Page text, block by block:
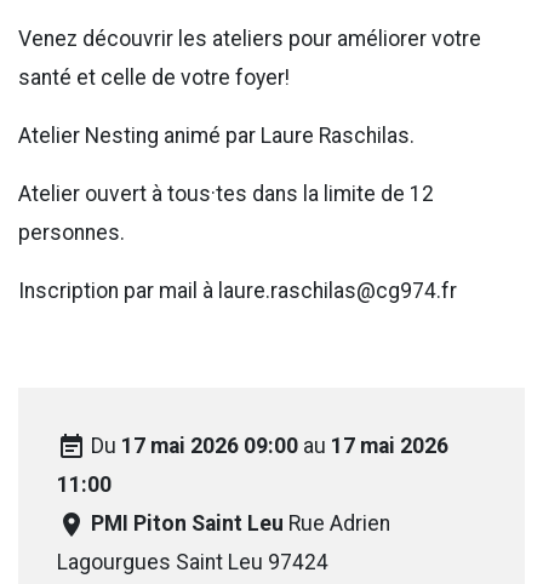
Venez découvrir les ateliers pour améliorer votre
santé et celle de votre foyer!
Atelier Nesting animé par Laure Raschilas.
Atelier ouvert à tous·tes dans la limite de 12
personnes.
Inscription par mail à laure.raschilas@cg974.fr
event_note Du 17 mai 2026 09:00 au 17 mai 2026
11:00
room PMI Piton Saint Leu Rue Adrien
Lagourgues Saint Leu 97424